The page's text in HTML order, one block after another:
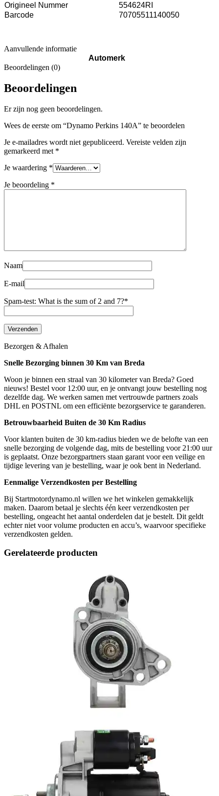
Origineel Nummer
554624RI
Barcode
70705511140050
Aanvullende informatie
Automerk
Beoordelingen (0)
Beoordelingen
Er zijn nog geen beoordelingen.
Wees de eerste om “Dynamo Perkins 140A” te beoordelen
Je e-mailadres wordt niet gepubliceerd. Vereiste velden zijn
gemarkeerd met *
Je waardering *
Je beoordeling *
Naam
E-mail
Spam-test: What is the sum of 2 and 7?*
Bezorgen & Afhalen
Snelle Bezorging binnen 30 Km van Breda
Woon je binnen een straal van 30 kilometer van Breda? Goed
nieuws! Bestel voor 12:00 uur, en je ontvangt jouw bestelling nog
dezelfde dag. We werken samen met vertrouwde partners zoals
DHL en POSTNL om een efficiënte bezorgservice te garanderen.
Betrouwbaarheid Buiten de 30 Km Radius
Voor klanten buiten de 30 km-radius bieden we de belofte van een
snelle bezorging de volgende dag, mits de bestelling voor 21:00 uur
is geplaatst. Onze bezorgpartners staan garant voor een veilige en
tijdige levering van je bestelling, waar je ook bent in Nederland.
Eenmalige Verzendkosten per Bestelling
Bij Startmotordynamo.nl willen we het winkelen gemakkelijk
maken. Daarom betaal je slechts één keer verzendkosten per
bestelling, ongeacht het aantal onderdelen dat je bestelt. Dit geldt
echter niet voor volume producten en accu’s, waarvoor specifieke
verzendkosten gelden.
Gerelateerde producten